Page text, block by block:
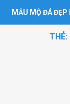
MẪU MỘ ĐÁ ĐẸP
THẺ: